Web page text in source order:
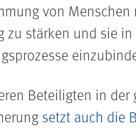
von Menschen
zu stärken und sie
Beteiligten in der
setzt auch die